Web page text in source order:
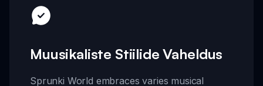
Muusikaliste Stiilide Vaheldus
Sprunki World embraces varies musical